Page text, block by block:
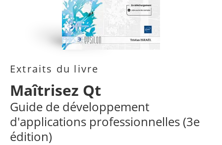
Extraits du livre
Maîtrisez Qt
Guide de développement
d'applications professionnelles (3e
édition)